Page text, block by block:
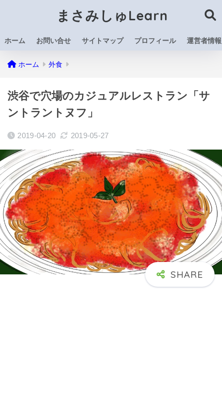
まさみしゅLearn
ホーム お問い合せ サイトマップ プロフィール 運営者情報
ホーム 外食
渋谷で穴場のカジュアルレストラン「サ
ントラントヌフ」
2019-04-20 2019-05-27